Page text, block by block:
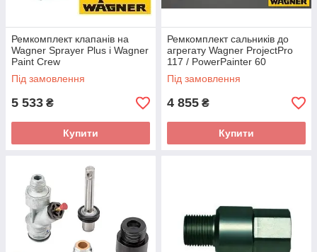
Ремкомплект клапанів на
Wagner Sprayer Plus і Wagner
Paint Crew
Під замовлення
5 533 ₴
Купити
Ремкомплект сальників до
агрегату Wagner ProjectPro
117 / PowerPainter 60
Під замовлення
4 855 ₴
Купити